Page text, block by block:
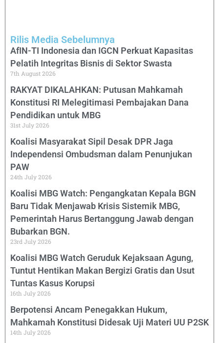
Rilis Media Sebelumnya
AfIN-TI Indonesia dan IGCN Perkuat Kapasitas
Pelatih Integritas Bisnis di Sektor Swasta
7th August 2026
RAKYAT DIKALAHKAN: Putusan Mahkamah
Konstitusi RI Melegitimasi Pembajakan Dana
Pendidikan untuk MBG
31st July 2026
Koalisi Masyarakat Sipil Desak DPR Jaga
Independensi Ombudsman dalam Penunjukan
PAW
24th July 2026
Koalisi MBG Watch: Pengangkatan Kepala BGN
Baru Tidak Menjawab Krisis Sistemik MBG,
Pemerintah Harus Bertanggung Jawab dengan
Bubarkan BGN.
23rd July 2026
Koalisi MBG Watch Geruduk Kejaksaan Agung,
Tuntut Hentikan Makan Bergizi Gratis dan Usut
Tuntas Kasus Korupsi
16th July 2026
Berpotensi Ancam Penegakkan Hukum,
Mahkamah Konstitusi Didesak Uji Materi UU P2SK
14th July 2026